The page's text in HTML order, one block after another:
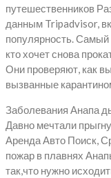
путешественников
данным Tripadvisor,
популярность. Самый
кто хочет снова
Они проверяют, как
вызванные
Заболевания Анапа
Давно мечтали
Аренда Авто Поиск,
пожар в плавнях
так,что нужно